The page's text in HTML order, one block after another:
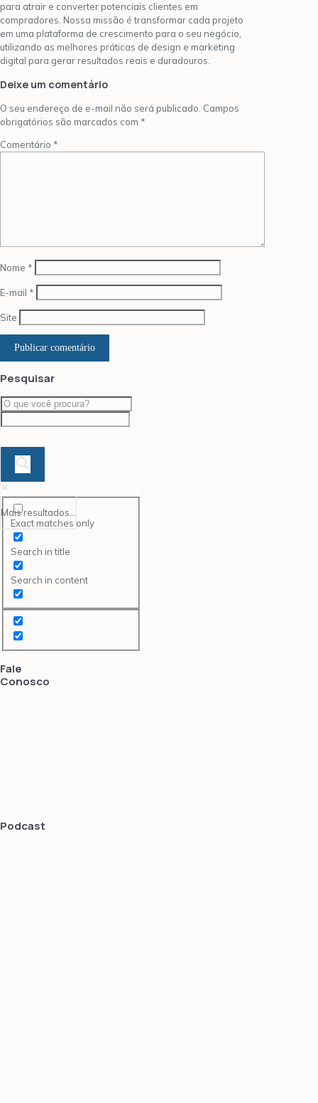
para atrair e converter potenciais clientes em
compradores. Nossa missão é transformar cada projeto
em uma plataforma de crescimento para o seu negócio,
utilizando as melhores práticas de design e marketing
digital para gerar resultados reais e duradouros.
Deixe um comentário
O seu endereço de e-mail não será publicado. Campos
obrigatórios são marcados com *
Comentário *
Nome *
E-mail *
Site
Pesquisar
Mais resultados...
Exact matches only
Search in title
Search in content
Fale
Conosco
Podcast